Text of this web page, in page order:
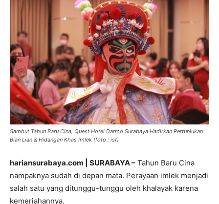
Sambut Tahun Baru Cina, Quest Hotel Darmo Surabaya Hadirkan Pertunjukan
Bian Lian & Hidangan Khas Imlek (foto : ist)
hariansurabaya.com | SURABAYA – Tahun Baru Cina
nampaknya sudah di depan mata. Perayaan imlek menjadi
salah satu yang ditunggu-tunggu oleh khalayak karena
kemeriahannya.